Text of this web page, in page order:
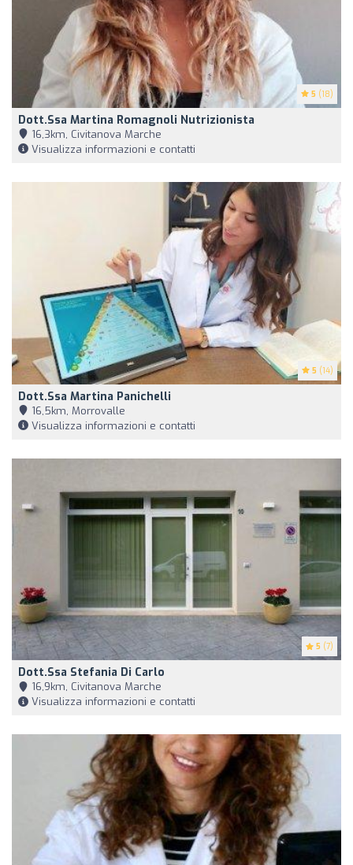
5 (18)
Dott.ssa Martina Romagnoli Nutrizionista
16,3km, Civitanova Marche
Visualizza informazioni e contatti
5 (14)
Dott.ssa Martina Panichelli
16,5km, Morrovalle
Visualizza informazioni e contatti
5 (7)
Dott.ssa Stefania Di Carlo
16,9km, Civitanova Marche
Visualizza informazioni e contatti